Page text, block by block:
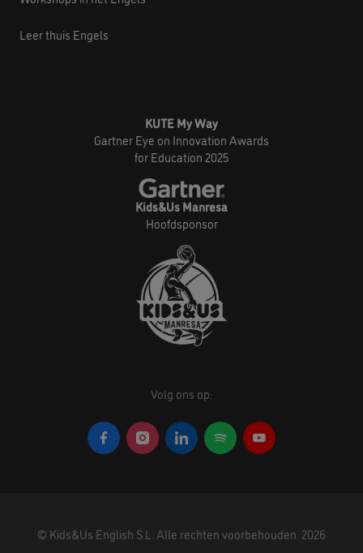
Leer thuis Engels
KUTE My Way
Gartner Eye on Innovation Awards
for Education 2025
Kids&Us Manresa
Hoofdsponsor
Volg ons op:
© Kids&Us English S.L. Alle rechten voorbehouden. 2026